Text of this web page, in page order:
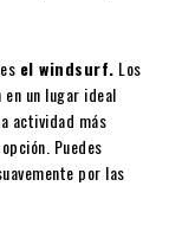
el windsurf. Los
un lugar ideal
actividad más
Puedes
por las